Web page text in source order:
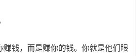
赚钱，而是赚你的钱。你就是他们眼